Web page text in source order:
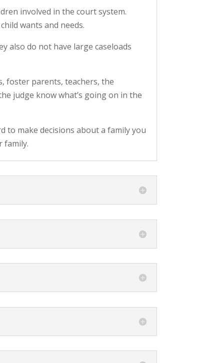
involved in the court system.
wants and needs.
also do not have large caseloads
foster parents, teachers, the
judge know what’s going on in the
to make decisions about a family you
family.